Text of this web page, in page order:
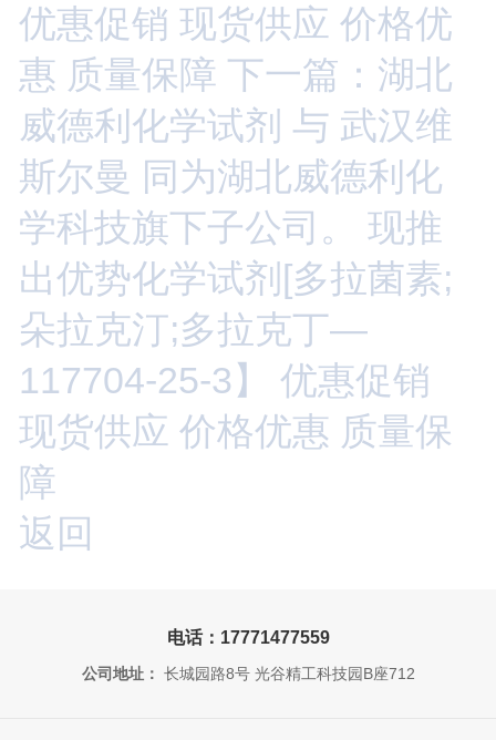
优惠促销 现货供应 价格优
惠 质量保障 下一篇：湖北
威德利化学试剂 与 武汉维
斯尔曼 同为湖北威德利化
学科技旗下子公司。 现推
出优势化学试剂[多拉菌素;
朵拉克汀;多拉克丁—
117704-25-3】 优惠促销
现货供应 价格优惠 质量保
障
返回
电话：17771477559
公司地址： 长城园路8号 光谷精工科技园B座712